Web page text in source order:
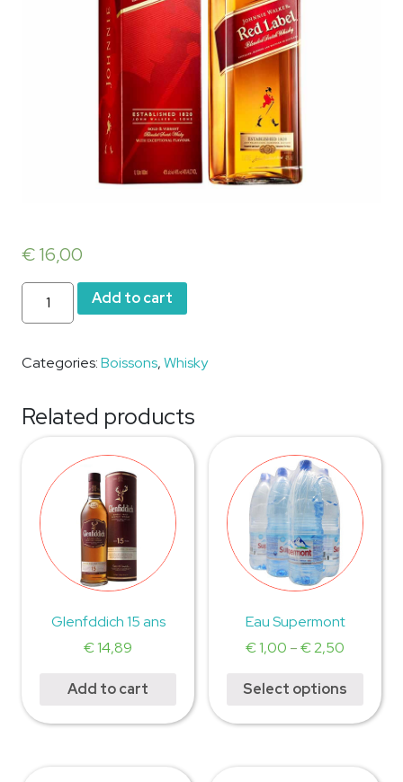
€16,00
Johnnie
Walker
Label
Add to cart
Categories:Boissons,Whisky
Related products
Glenfddich 15 ans
€14,89
Add to cart
Eau Supermont
€1,00 –€2,50
Select options